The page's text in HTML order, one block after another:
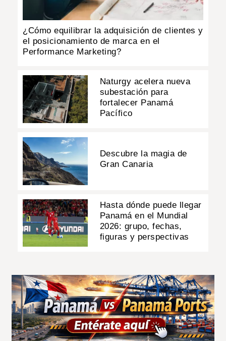
¿Cómo equilibrar la adquisición de clientes y
el posicionamiento de marca en el
Performance Marketing?
Naturgy acelera nueva
subestación para
fortalecer Panamá
Pacífico
Descubre la magia de
Gran Canaria
Hasta dónde puede llegar
Panamá en el Mundial
2026: grupo, fechas,
figuras y perspectivas